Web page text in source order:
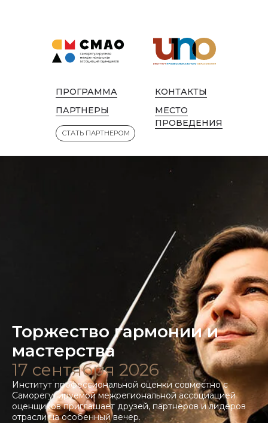
ПРОГРАММА
ПАРТНЕРЫ
КОНТАКТЫ
МЕСТО
ПРОВЕДЕНИЯ
СТАТЬ ПАРТНЕРОМ
Торжество гармонии и
мастерства
17 сентября 2026
Институт профессиональной оценки совместно с
Саморегулируемой межрегиональной ассоциацией
оценщиков приглашает друзей, партнеров и лидеров
отрасли на особенный вечер.